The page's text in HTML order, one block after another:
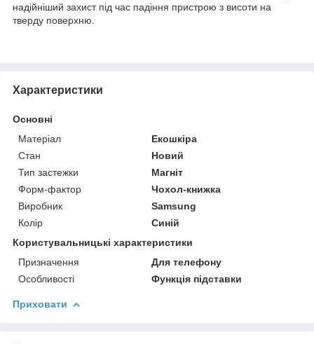
надійніший захист під час падіння пристрою з висоти на
тверду поверхню.
Характеристики
Основні
Матеріал
Екошкіра
Стан
Новий
Тип застежки
Магніт
Форм-фактор
Чохол-книжка
Виробник
Samsung
Колір
Синій
Користувальницькі характеристики
Призначення
Для телефону
Особливості
Функція підставки
Приховати